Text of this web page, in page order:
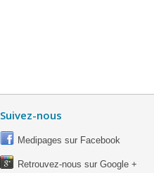
Suivez-nous
Medipages sur Facebook
Retrouvez-nous sur Google +